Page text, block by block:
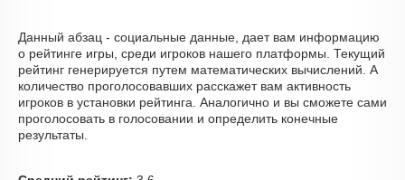
Данный абзац - социальные данные, дает вам информацию
о рейтинге игры, среди игроков нашего платформы. Текущий
рейтинг генерируется путем математических вычислений. А
количество проголосовавших расскажет вам активность
игроков в установки рейтинга. Аналогично и вы сможете сами
проголосовать в голосовании и определить конечные
результаты.